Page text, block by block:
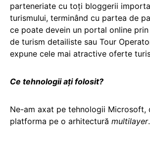
parteneriate cu toți bloggerii
turismului, terminând cu partea de
ce poate devein un portal online
de turism detailiste sau Tour
expune cele mai atractive oferte
Ce tehnologii ați folosit?
Ne-am axat pe tehnologii Microsoft,
platforma pe o arhitectură multilayer.